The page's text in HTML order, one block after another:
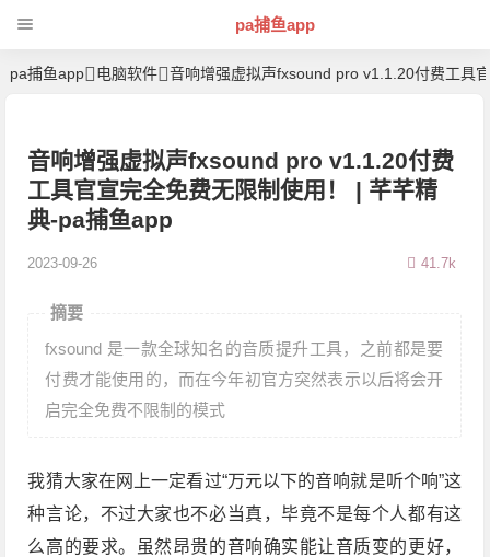
pa捕鱼app
pa捕鱼app 电脑软件 音响增强虚拟声fxsound pro v1.1.20付费工具
音响增强虚拟声fxsound pro v1.1.20付费
工具官宣完全免费无限制使用！ | 芊芊精
典-pa捕鱼app
2023-09-26 41.7k
摘要
fxsound 是一款全球知名的音质提升工具，之前都是要
付费才能使用的，而在今年初官方突然表示以后将会开
启完全免费不限制的模式
我猜大家在网上一定看过“万元以下的音响就是听个响”这
种言论，不过大家也不必当真，毕竟不是每个人都有这
么高的要求。虽然昂贵的音响确实能让音质变的更好，